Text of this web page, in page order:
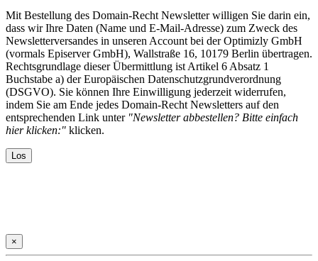
Mit Bestellung des Domain-Recht Newsletter willigen Sie darin ein,
dass wir Ihre Daten (Name und E-Mail-Adresse) zum Zweck des
Newsletterversandes in unseren Account bei der Optimizly GmbH
(vormals Episerver GmbH), Wallstraße 16, 10179 Berlin übertragen.
Rechtsgrundlage dieser Übermittlung ist Artikel 6 Absatz 1
Buchstabe a) der Europäischen Datenschutzgrundverordnung
(DSGVO). Sie können Ihre Einwilligung jederzeit widerrufen,
indem Sie am Ende jedes Domain-Recht Newsletters auf den
entsprechenden Link unter "Newsletter abbestellen? Bitte einfach
hier klicken:" klicken.
×